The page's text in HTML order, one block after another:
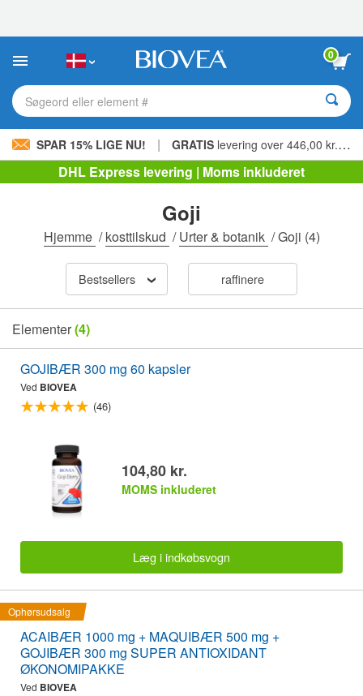
websted
0
Søgeord eller element #
SPAR 15% LIGE NU! | GRATIS levering over 446,00 kr. »
DHL Express levering | Moms inkluderet
Goji
Hjemme /kosttilskud /Urter & botanik /Goji (4)
Bestsellers raffinere
Elementer(4)
GOJIBÆR 300 mg 60 kapsler
Ved BIOVEA
(46)
104,80 kr.
MOMS inkluderet
Læg i indkøbsvogn
Ophørsudsalg
ACAIBÆR 1000 mg + MAQUIBÆR 500 mg +
GOJIBÆR 300 mg SUPER ANTIOXIDANT
ØKONOMIPAKKE
Ved BIOVEA